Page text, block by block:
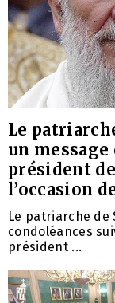
Le
un message
président
l’occasion
Le patriarche de
condoléances
président ...